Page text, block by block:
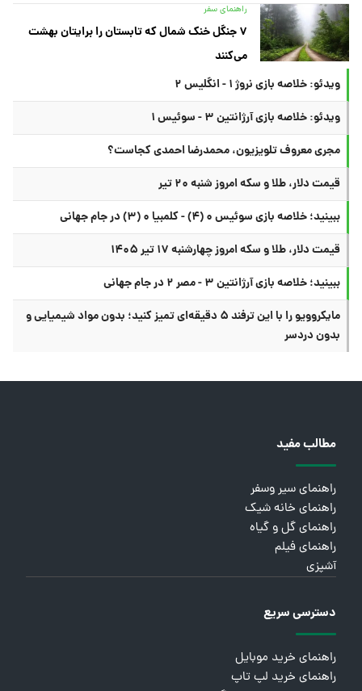
راهنمای سفر
۷ جنگل خنک شمال که تابستان را برایتان بهشت
می‌کنند
ویدئو: خلاصه بازی نروژ ۱ - انگلیس ۲
ویدئو: خلاصه بازی آرژانتین ۳ - سوئیس ۱
مجری معروف تلویزیون، محمدرضا احمدی کجاست؟
قیمت دلار، طلا و سکه امروز شنبه ۲۰ تیر
ببینید؛ خلاصه بازی سوئیس ۰ (۴) - کلمبیا ۰ (۳) در جام جهانی
قیمت دلار، طلا و سکه امروز چهارشنبه ۱۷ تیر ۱۴۰۵
ببینید؛ خلاصه بازی آرژانتین ۳ - مصر ۲ در جام جهانی
مایکروویو را با این ترفند ۵ دقیقه‌ای تمیز کنید؛ بدون مواد شیمیایی و
بدون دردسر
مطالب مفید
راهنمای سیر وسفر
راهنمای خانه شیک
راهنمای گل و گیاه
راهنمای فیلم
آشپزی
دسترسی سریع
راهنمای خرید موبایل
راهنمای خرید لپ تاپ